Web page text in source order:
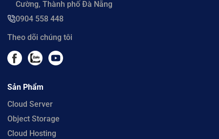
Cường, Thành phố Đà Nẵng
0904 558 448
Theo dõi chúng tôi
Sản Phẩm
Cloud Server
Object Storage
Cloud Hosting